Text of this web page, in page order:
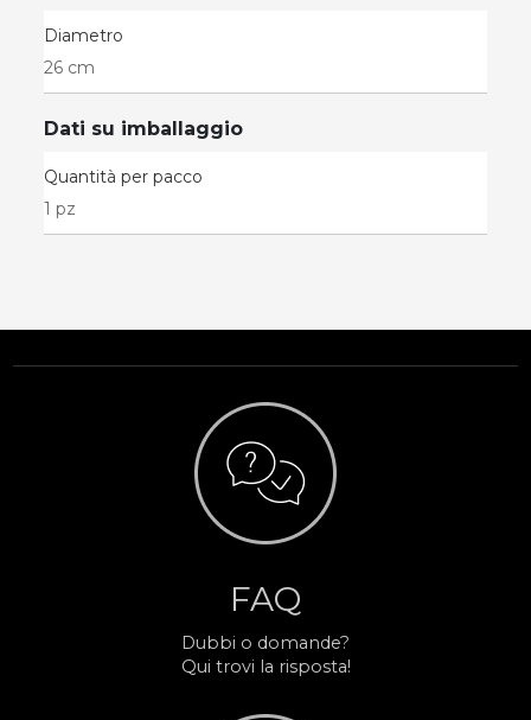
Diametro
26 cm
Dati su imballaggio
Quantità per pacco
1 pz
FAQ
Dubbi o domande?
Qui trovi la risposta!